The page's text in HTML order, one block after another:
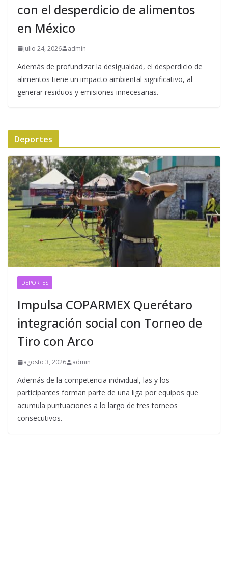
con el desperdicio de alimentos
en México
julio 24, 2026 admin
Además de profundizar la desigualdad, el desperdicio de
alimentos tiene un impacto ambiental significativo, al
generar residuos y emisiones innecesarias.
Deportes
DEPORTES
Impulsa COPARMEX Querétaro
integración social con Torneo de
Tiro con Arco
agosto 3, 2026 admin
Además de la competencia individual, las y los
participantes forman parte de una liga por equipos que
acumula puntuaciones a lo largo de tres torneos
consecutivos.